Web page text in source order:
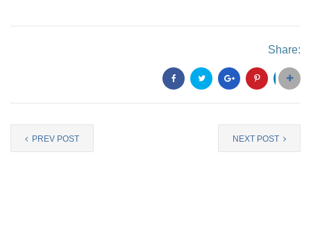
Share:
PREV POST NEXT POST